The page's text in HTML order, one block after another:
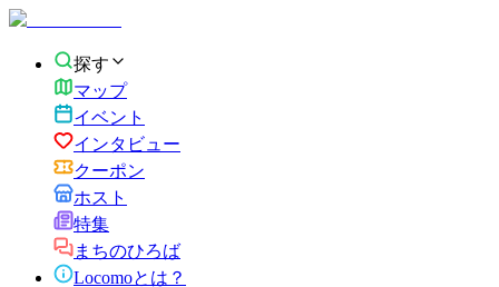
探す
マップ
イベント
インタビュー
クーポン
ホスト
特集
まちのひろば
Locomoとは？